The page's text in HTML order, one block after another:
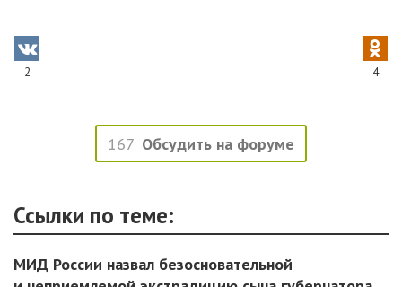
2 4
167 Обсудить на форуме
Ссылки по теме:
МИД России назвал безосновательной